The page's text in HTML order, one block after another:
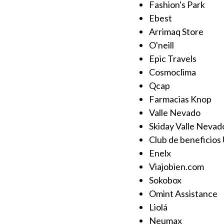
Fashion's Park
Ebest
Arrimaq Store
O'neill
Epic Travels
Cosmoclima
Qcap
Farmacias Knop
Valle Nevado
Skiday Valle
Club de beneficios
Enelx
Viajobien.com
Sokobox
Omint Assistance
Liolá
Neumax